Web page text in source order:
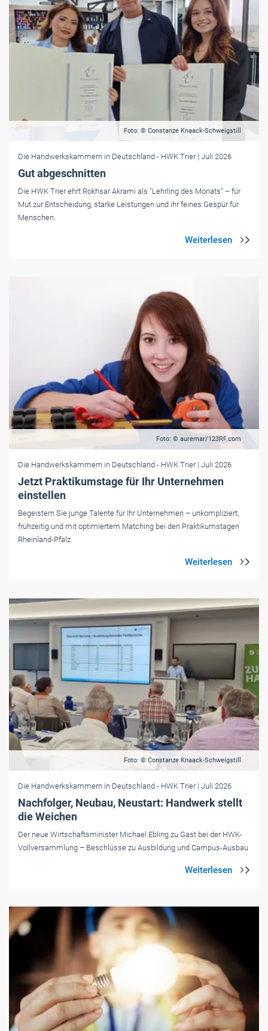
Foto: © Constanze Knaack-Schweigstill
Die Handwerkskammern in Deutschland - HWK Trier | Juli 2026
Gut abgeschnitten
Die HWK Trier ehrt Rokhsar Akrami als "Lehrling des Monats" – für
Mut zur Entscheidung, starke Leistungen und ihr feines Gespür für
Menschen.
Foto: © auremar/123RF.com
Die Handwerkskammern in Deutschland - HWK Trier | Juli 2026
Jetzt Praktikumstage für Ihr Unternehmen
einstellen
Begeistern Sie junge Talente für Ihr Unternehmen – unkompliziert,
frühzeitig und mit optimiertem Matching bei den Praktikumstagen
Rheinland-Pfalz.
Foto: © Constanze Knaack-Schweigstill
Die Handwerkskammern in Deutschland - HWK Trier | Juli 2026
Nachfolger, Neubau, Neustart: Handwerk stellt
die Weichen
Der neue Wirtschaftsminister Michael Ebling zu Gast bei der HWK-
Vollversammlung – Beschlüsse zu Ausbildung und Campus-Ausbau